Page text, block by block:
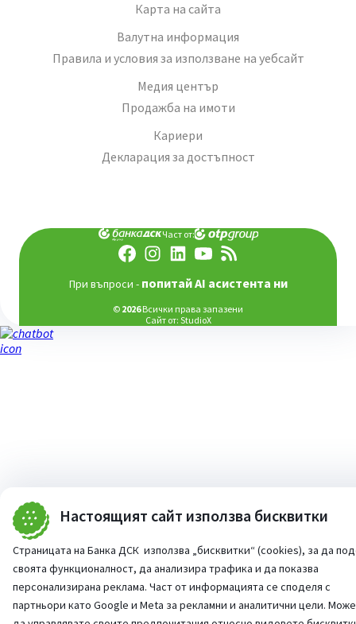
Настоящият сайт използва бисквитки
Страницата на Банка ДСК използва „бисквитки“ (cookies), за да
своята функционалност, да анализира трафика и да показва
персонализирана реклама. Част от информацията се споделя с
партньори като Google и Meta за рекламни и аналитични цели.
Карта на сайта
Валутна информация
Правила и условия за използване на уебсайт
Медия център
Продажба на имоти
Кариери
Декларация за достъпност
Част от:
При въпроси - попитай AI асистента ни
© 2026Всички права запазени
Сайт от: StudioX